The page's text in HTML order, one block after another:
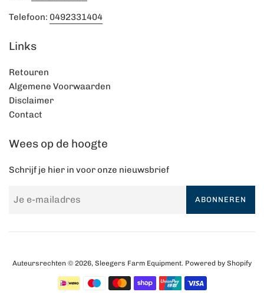
Telefoon: 0492331404
Links
Retouren
Algemene Voorwaarden
Disclaimer
Contact
Wees op de hoogte
Schrijf je hier in voor onze nieuwsbrief
ABONNEREN
Auteursrechten © 2026, Sleegers Farm Equipment. Powered by Shopify
Betalingspictogrammen